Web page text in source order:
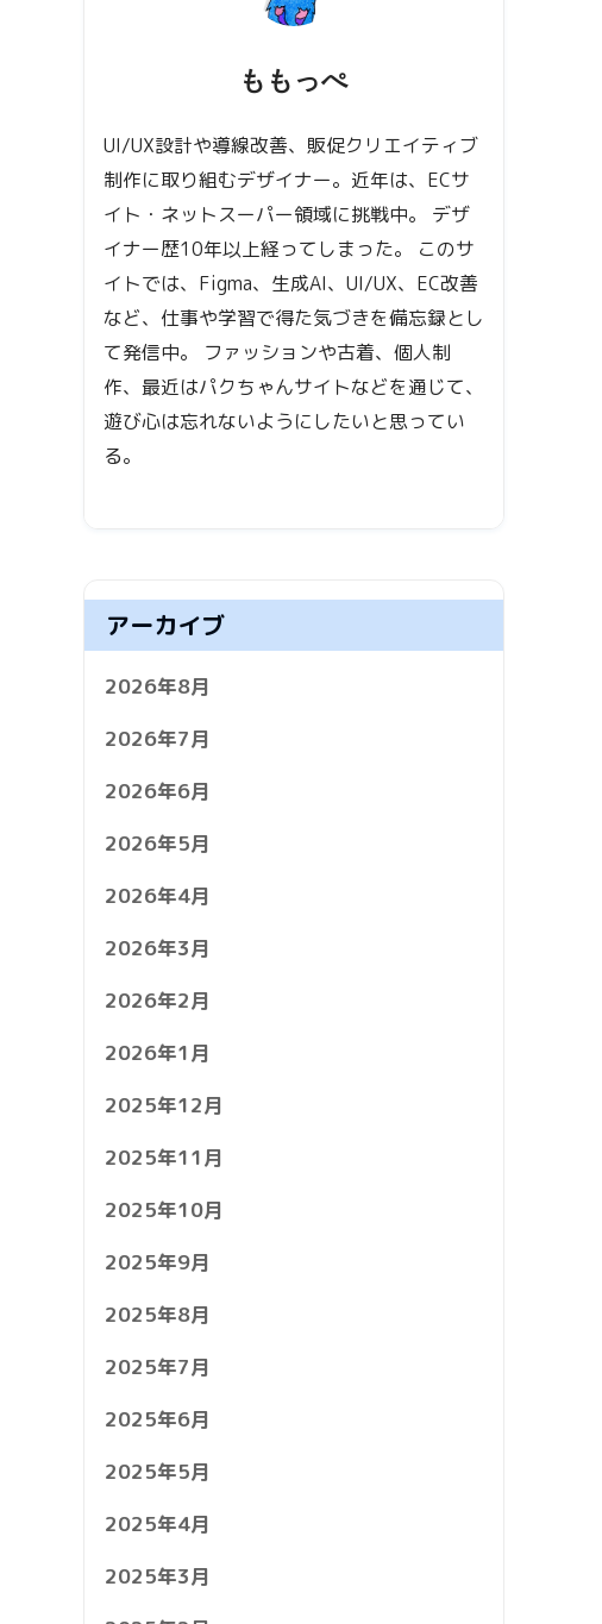
ももっぺ
UI/UX設計や導線改善、販促クリエイティブ
制作に取り組むデザイナー。近年は、ECサ
イト・ネットスーパー領域に挑戦中。 デザ
イナー歴10年以上経ってしまった。 このサ
イトでは、Figma、生成AI、UI/UX、EC改善
など、仕事や学習で得た気づきを備忘録とし
て発信中。 ファッションや古着、個人制
作、最近はパクちゃんサイトなどを通じて、
遊び心は忘れないようにしたいと思ってい
る。
アーカイブ
2026年8月
2026年7月
2026年6月
2026年5月
2026年4月
2026年3月
2026年2月
2026年1月
2025年12月
2025年11月
2025年10月
2025年9月
2025年8月
2025年7月
2025年6月
2025年5月
2025年4月
2025年3月